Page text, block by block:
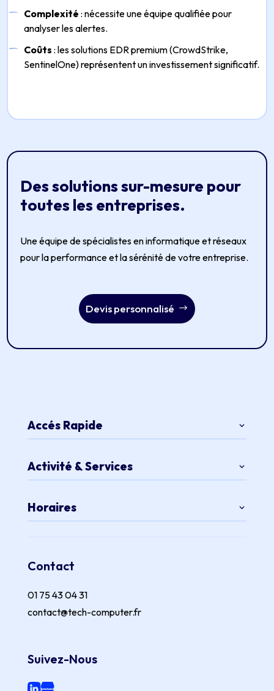
Complexité : nécessite une équipe qualifiée pour
analyser les alertes.
Coûts : les solutions EDR premium (CrowdStrike,
SentinelOne) représentent un investissement significatif.
Des solutions sur-mesure pour
toutes les entreprises.
Une équipe de spécialistes en informatique et réseaux
pour la performance et la sérénité de votre entreprise.
Devis personnalisé
Accés Rapide
Activité & Services
Horaires
Contact
01 75 43 04 31
contact@tech-computer.fr
Suivez-Nous